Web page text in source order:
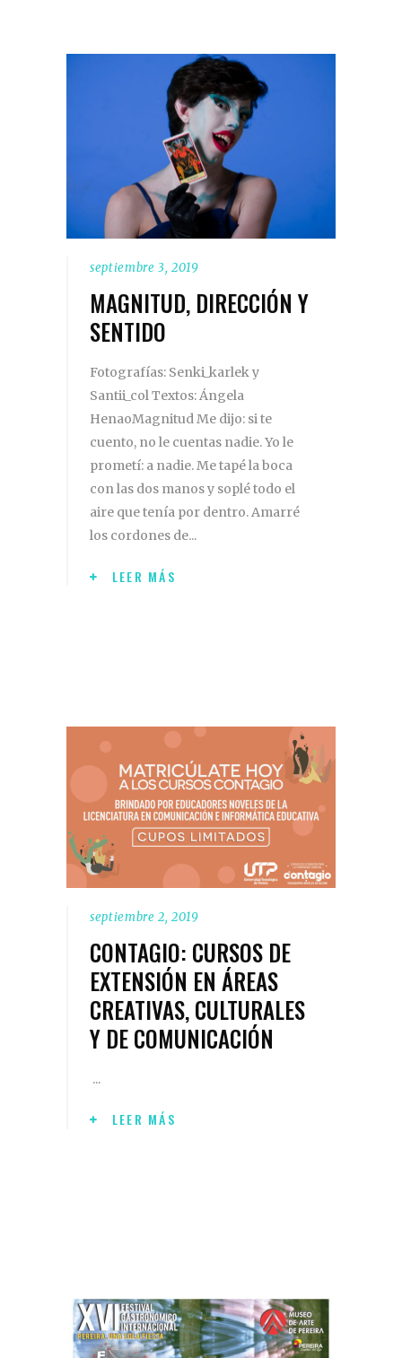
septiembre 3, 2019
MAGNITUD, DIRECCIÓN Y
SENTIDO
Fotografías: Senki_karlek y
Santii_col Textos: Ángela
HenaoMagnitud Me dijo: si te
cuento, no le cuentas nadie. Yo le
prometí: a nadie. Me tapé la boca
con las dos manos y soplé todo el
aire que tenía por dentro. Amarré
los cordones de
LEER MÁS
septiembre 2, 2019
CONTAGIO: CURSOS DE
EXTENSIÓN EN ÁREAS
CREATIVAS, CULTURALES
Y DE COMUNICACIÓN
LEER MÁS